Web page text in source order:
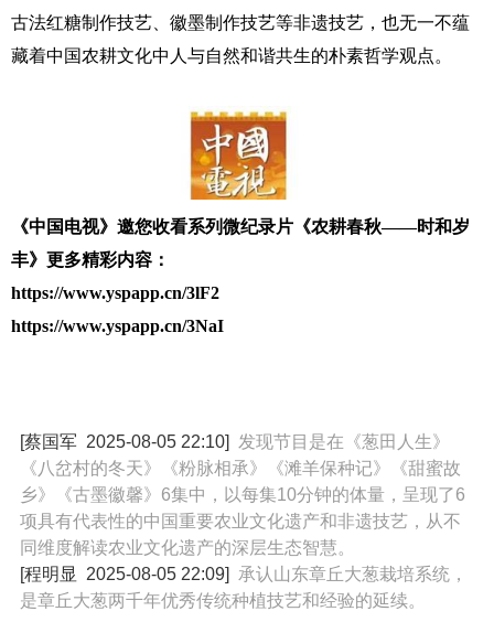
古法红糖制作技艺、徽墨制作技艺等非遗技艺，也无一不蕴
藏着中国农耕文化中人与自然和谐共生的朴素哲学观点。
《中国电视》邀您收看系列微纪录片 《农耕春秋——时和岁
丰》更多精彩内容：
https://www.yspapp.cn/3lF2
https://www.yspapp.cn/3NaI
[蔡国军 2025-08-05 22:10] 发现节目是在《葱田人生》
《八岔村的冬天》《粉脉相承》《滩羊保种记》《甜蜜故
乡》《古墨徽馨》6集中，以每集10分钟的体量，呈现了6
项具有代表性的中国重要农业文化遗产和非遗技艺，从不
同维度解读农业文化遗产的深层生态智慧。
[程明显 2025-08-05 22:09] 承认山东章丘大葱栽培系统，
是章丘大葱两千年优秀传统种植技艺和经验的延续。